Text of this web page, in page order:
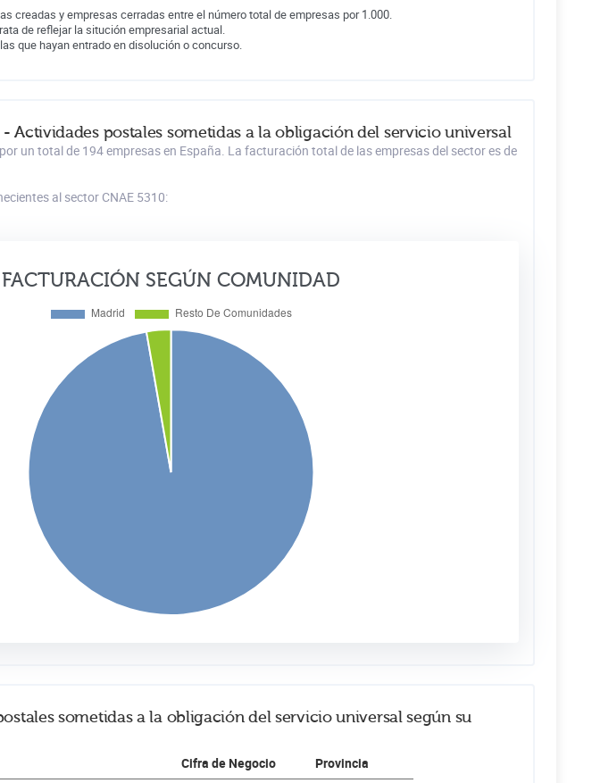
creadas y empresas cerradas entre el número total de empresas por 1.000.
de reflejar la situción empresarial actual.
que hayan entrado en disolución o concurso.
postales sometidas a la obligación del servicio universal
un total de 194 empresas en España. La facturación total de las empresas del sector es de
al sector CNAE 5310:
FACTURACIÓN SEGÚN COMUNIDAD
sometidas a la obligación del servicio universal según su
Cifra de Negocio Provincia